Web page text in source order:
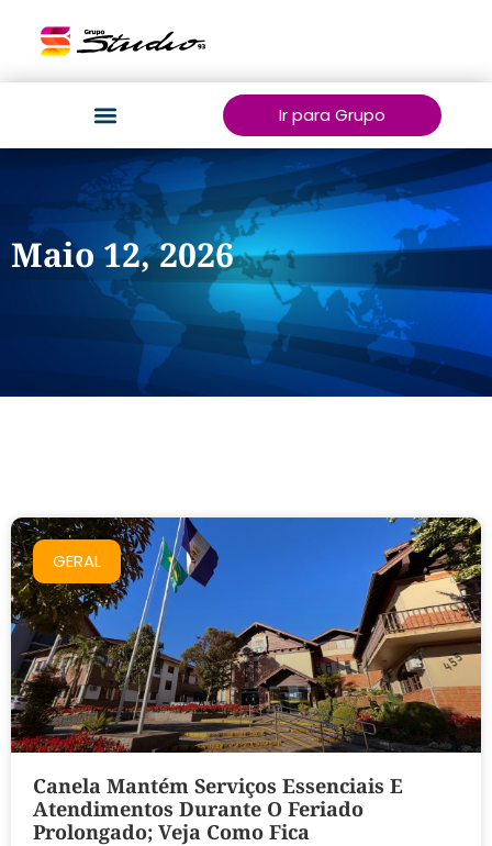
Ir para Grupo
Maio 12, 2026
GERAL
Canela Mantém Serviços Essenciais E
Atendimentos Durante O Feriado
Prolongado; Veja Como Fica